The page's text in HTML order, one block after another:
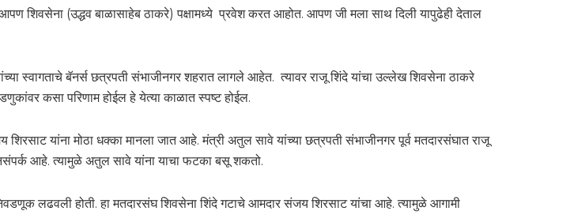
आपण शिवसेना (उद्धव बाळासाहेब ठाकरे) पक्षामध्ये प्रवेश करत आहोत. आपण जी मला साथ दिली यापुढेही देताल
स्वागताचे बॅनर्स छत्रपती संभाजीनगर शहरात लागले आहेत. त्यावर राजू शिंदे यांचा उल्लेख शिवसेना ठाकरे
कसा परिणाम होईल हे येत्या काळात स्पष्ट होईल.
यांना मोठा धक्का मानला जात आहे. मंत्री अतुल सावे यांच्या छत्रपती संभाजीनगर पूर्व मतदारसंघात राजू
आहे. त्यामुळे अतुल सावे यांना याचा फटका बसू शकतो.
लढवली होती. हा मतदारसंघ शिवसेना शिंदे गटाचे आमदार संजय शिरसाट यांचा आहे. त्यामुळे आगामी